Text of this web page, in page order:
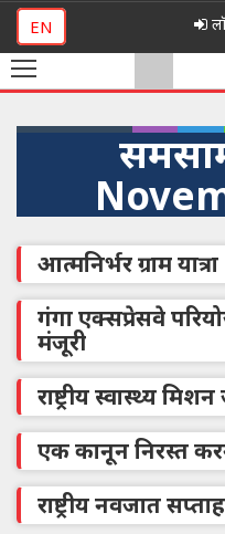
EN
आत्मनिर्भर ग्राम यात्रा
गंगा एक्सप्रेसवे
मंजूरी
राष्ट्रीय स्वास्थ्य
एक कानून निरस्त करने
राष्ट्रीय नवजात